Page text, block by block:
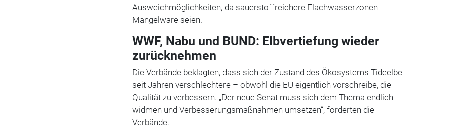
Ausweichmöglichkeiten, da sauerstoffreichere Flachwasserzonen
Mangelware seien.
WWF, Nabu und BUND: Elbvertiefung wieder
zurücknehmen
Die Verbände beklagten, dass sich der Zustand des Ökosystems Tideelbe
seit Jahren verschlechtere – obwohl die EU eigentlich vorschreibe, die
Qualität zu verbessern. „Der neue Senat muss sich dem Thema endlich
widmen und Verbesserungsmaßnahmen umsetzen“, forderten die
Verbände.